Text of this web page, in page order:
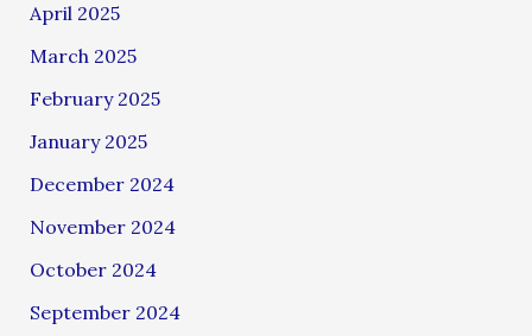
April 2025
March 2025
February 2025
January 2025
December 2024
November 2024
October 2024
September 2024